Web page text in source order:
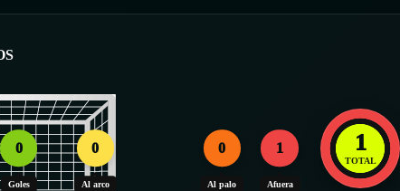
0
Goles
0
Al arco
0
Al palo
1
Afuera
1
TOTAL